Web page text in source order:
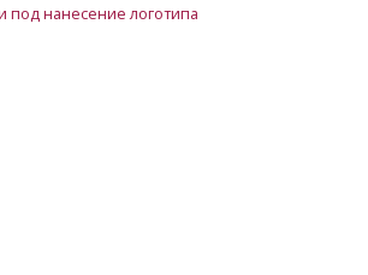
под нанесение логотипа